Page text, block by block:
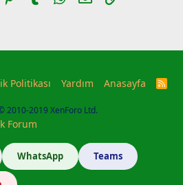
Politikası Yardım Anasayfa
R
2010-2019 XenForo Ltd.
Forum
WhatsApp Teams